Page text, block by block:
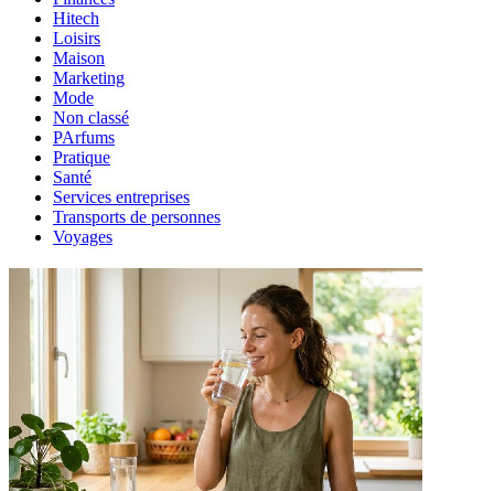
Hitech
Loisirs
Maison
Marketing
Mode
Non classé
PArfums
Pratique
Santé
Services entreprises
Transports de personnes
Voyages